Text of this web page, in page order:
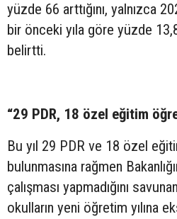
yüzde 66 arttığını, yalnızca
bir önceki yıla göre yüzde 13,8
belirtti.
“29 PDR, 18 özel eğitim
Bu yıl 29 PDR ve 18 özel
bulunmasına rağmen
çalışması yapmadığını
okulların yeni öğretim yılına